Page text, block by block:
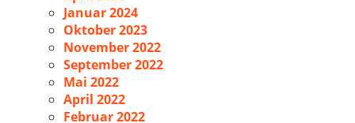
Januar 2024
Oktober 2023
November 2022
September 2022
Mai 2022
April 2022
Februar 2022